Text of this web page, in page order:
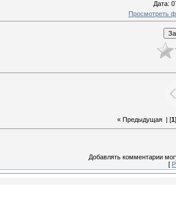
Дата:
Просмотреть
« Предыдущая| [1
Добавлять комментарии
[